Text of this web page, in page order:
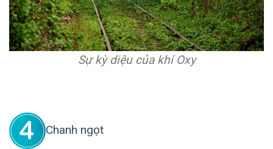
Sự kỳ diệu của khí Oxy
Chanh ngọt